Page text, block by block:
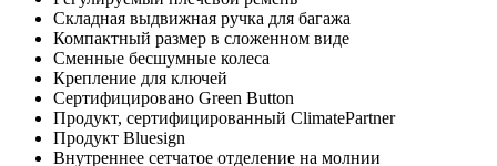
Складная выдвижная ручка для багажа
Компактный размер в сложенном виде
Сменные бесшумные колеса
Крепление для ключей
Сертифицировано Green Button
Продукт, сертифицированный ClimatePartner
Продукт Bluesign
Внутреннее сетчатое отделение на молнии